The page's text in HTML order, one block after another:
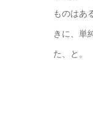
ものはあ
きに、単
た、と。